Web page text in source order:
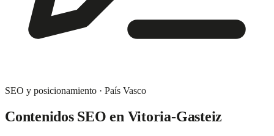
SEO y posicionamiento · País Vasco
Contenidos SEO en Vitoria-Gasteiz